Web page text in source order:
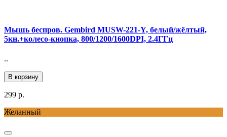
Мышь беспров. Gembird MUSW-221-Y, белый/жёлтый,
5кн.+колесо-кнопка, 800/1200/1600DPI, 2.4ГГц
..
В корзину
299 р.
Желанный